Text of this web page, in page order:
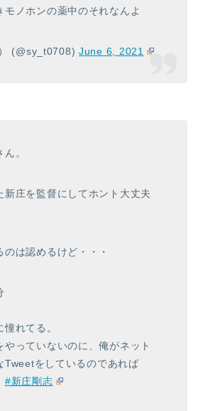
モノホンの薬中のそれなんよ
(@sy_t0708)June 6, 2021
。
新庄を監督にしてホント大丈夫
は認めるけど・・・
れてる。
やっていないのに、俺がネット
Tweetをしているのであれば
#新庄剛志